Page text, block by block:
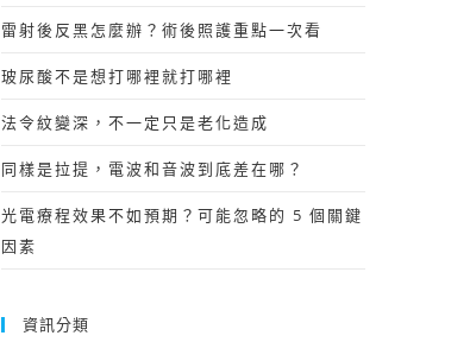
雷射後反黑怎麼辦？術後照護重點一次看
玻尿酸不是想打哪裡就打哪裡
法令紋變深，不一定只是老化造成
同樣是拉提，電波和音波到底差在哪？
光電療程效果不如預期？可能忽略的 5 個關鍵
因素
資訊分類